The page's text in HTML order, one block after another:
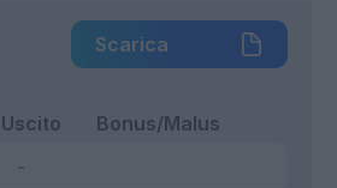
Scarica
Uscito Bonus/Malus